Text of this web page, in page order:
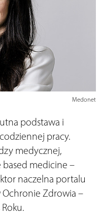
Medonet
podstawa i
pracy.
medycznej,
based medicine –
naczelna portalu
Zdrowia –